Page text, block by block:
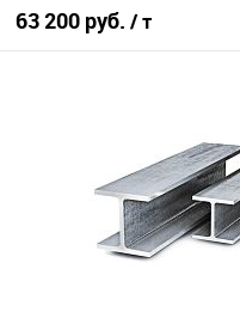
63 200 руб. / т
Купить в 1 клик
В избранное